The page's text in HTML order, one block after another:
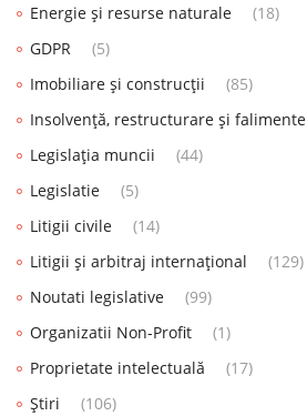
Energie și resurse naturale
(18)
GDPR
(5)
Imobiliare și construcții
(85)
Insolvență, restructurare și falimente
Legislația muncii
(44)
Legislatie
(5)
Litigii civile
(14)
Litigii și arbitraj internațional
(129)
Noutati legislative
(99)
Organizatii Non-Profit
(1)
Proprietate intelectuală
(17)
Știri
(106)